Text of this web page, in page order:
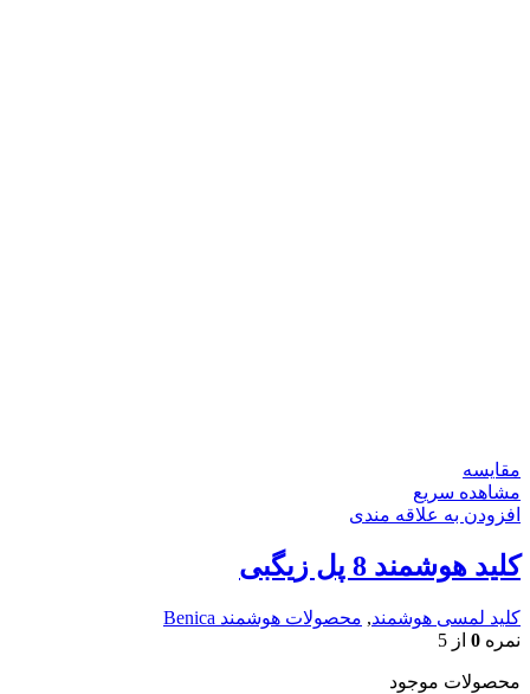
مقایسه
مشاهده سریع
افزودن به علاقه مندی
کلید هوشمند 8 پل زیگبی
کلید لمسی هوشمند, محصولات هوشمند Benica
نمره 0 از 5
محصولات موجود